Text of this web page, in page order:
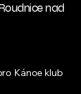
nad
Kánoe klub